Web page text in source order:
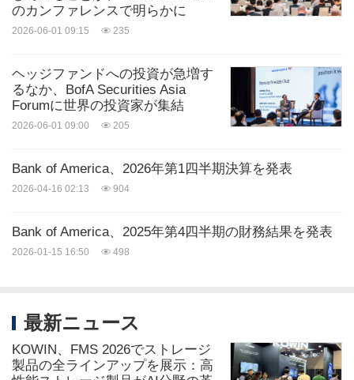
のカンファレンスで明らかに
2026-06-01 09:15 235
ヘッジファンドへの投資が急増す
るなか、BofA Securities Asia
Forumに世界の投資家が集結
2026-06-01 09:00 205
Bank of America、2026年第1四半期決算を発表
2026-04-16 02:13 904
Bank of America、2025年第4四半期の財務結果を発表
2026-01-15 16:50 498
最新ニュース
KOWIN、FMS 2026でストレージ
製品の全ラインアップを展示：高